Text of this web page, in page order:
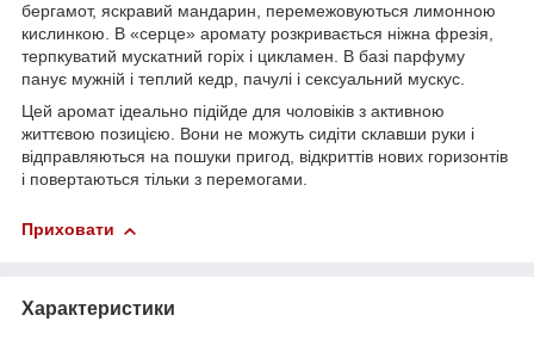
бергамот, яскравий мандарин, перемежовуються лимонною
кислинкою. В «серце» аромату розкривається ніжна фрезія,
терпкуватий мускатний горіх і цикламен. В базі парфуму
панує мужній і теплий кедр, пачулі і сексуальний мускус.
Цей аромат ідеально підійде для чоловіків з активною
життєвою позицією. Вони не можуть сидіти склавши руки і
відправляються на пошуки пригод, відкриттів нових горизонтів
і повертаються тільки з перемогами.
Приховати
Характеристики